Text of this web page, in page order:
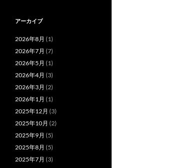
アーカイブ
2026年8月 (1)
2026年7月 (7)
2026年5月 (1)
2026年4月 (3)
2026年3月 (2)
2026年1月 (1)
2025年12月 (3)
2025年10月 (2)
2025年9月 (5)
2025年8月 (5)
2025年7月 (3)